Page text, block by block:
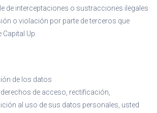
de interceptaciones o sustracciones ilegales
o violación por parte de terceros que
Up.
de los datos
de acceso, rectificación,
al uso de sus datos personales, usted